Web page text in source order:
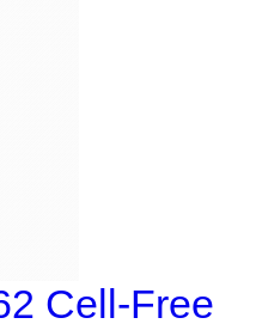
Cell-Free